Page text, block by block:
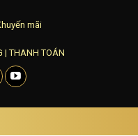
mãi
|THANH TOÁN